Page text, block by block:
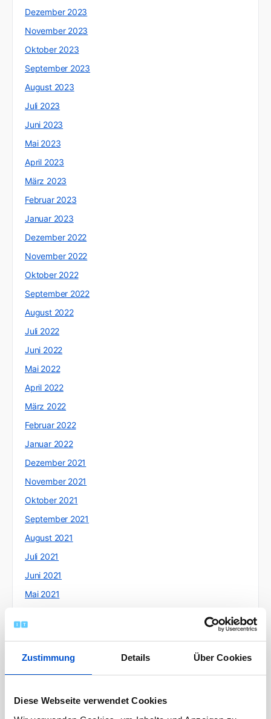
Zustimmung Details Über Cookies
Diese Webseite verwendet Cookies
Dezember 2023
November 2023
Oktober 2023
September 2023
August 2023
Juli 2023
Juni 2023
Mai 2023
April 2023
März 2023
Februar 2023
Januar 2023
Dezember 2022
November 2022
Oktober 2022
September 2022
August 2022
Juli 2022
Juni 2022
Mai 2022
April 2022
März 2022
Februar 2022
Januar 2022
Dezember 2021
November 2021
Oktober 2021
September 2021
August 2021
Juli 2021
Juni 2021
Mai 2021
März 2021
November 2020